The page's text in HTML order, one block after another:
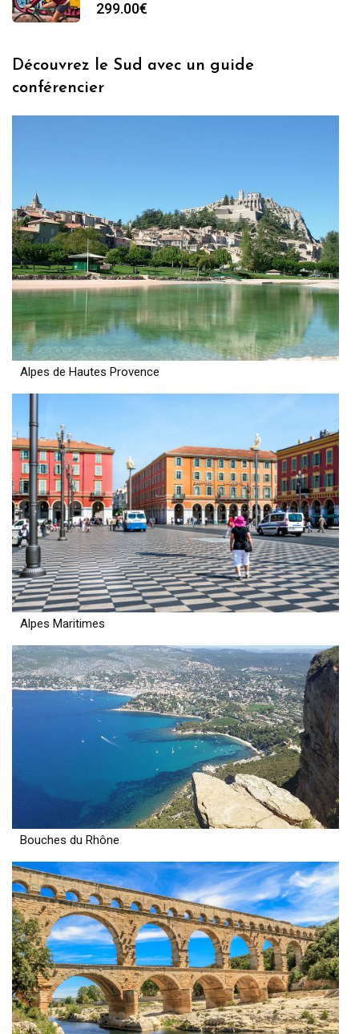
299.00€
Découvrez le Sud avec un guide
conférencier
Alpes de Hautes Provence
Alpes Maritimes
Bouches du Rhône